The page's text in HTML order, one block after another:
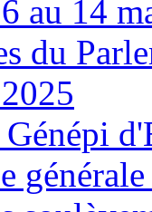
au 14
du